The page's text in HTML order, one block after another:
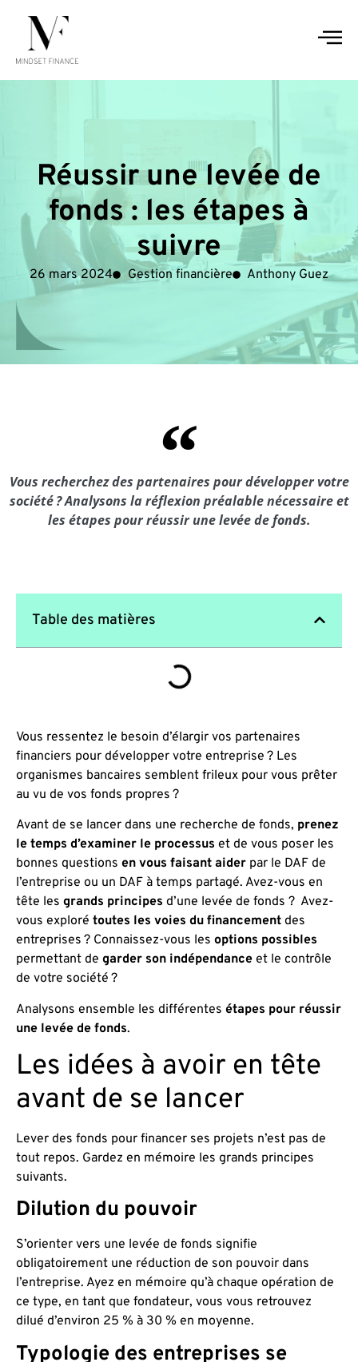
Réussir une levée de
fonds : les étapes à
suivre
26 mars 2024 Gestion financière Anthony Guez
Vous recherchez des partenaires pour développer votre
société ? Analysons la réflexion préalable nécessaire et
les étapes pour réussir une levée de fonds.
Vous ressentez le besoin d’élargir vos partenaires
financiers pour développer votre entreprise ? Les
organismes bancaires semblent frileux pour vous prêter
au vu de vos fonds propres ?
Avant de se lancer dans une recherche de fonds, prenez
le temps d’examiner le processus et de vous poser les
bonnes questions en vous faisant aider par le DAF de
l’entreprise ou un DAF à temps partagé. Avez-vous en
tête les grands principes d’une levée de fonds ? Avez-
vous exploré toutes les voies du financement des
entreprises ? Connaissez-vous les options possibles
permettant de garder son indépendance et le contrôle
de votre société ?
Analysons ensemble les différentes étapes pour réussir
une levée de fonds.
Les idées à avoir en tête
avant de se lancer
Lever des fonds pour financer ses projets n’est pas de
tout repos. Gardez en mémoire les grands principes
suivants.
Dilution du pouvoir
S’orienter vers une levée de fonds signifie
obligatoirement une réduction de son pouvoir dans
l’entreprise. Ayez en mémoire qu’à chaque opération de
ce type, en tant que fondateur, vous vous retrouvez
dilué d’environ 25 % à 30 % en moyenne.
Typologie des entreprises se
Table des matières